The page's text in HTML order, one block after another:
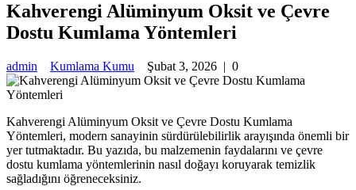
Kahverengi Alüminyum Oksit ve Çevre
Dostu Kumlama Yöntemleri
admin Kumlama Kumu Şubat 3, 2026 | 0
Kahverengi Alüminyum Oksit ve Çevre Dostu Kumlama
Yöntemleri, modern sanayinin sürdürülebilirlik arayışında önemli bir
yer tutmaktadır. Bu yazıda, bu malzemenin faydalarını ve çevre
dostu kumlama yöntemlerinin nasıl doğayı koruyarak temizlik
sağladığını öğreneceksiniz.